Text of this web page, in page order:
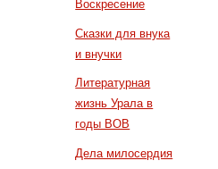
Воскресение
Сказки для внука
и внучки
Литературная
жизнь Урала в
годы ВОВ
Дела милосердия